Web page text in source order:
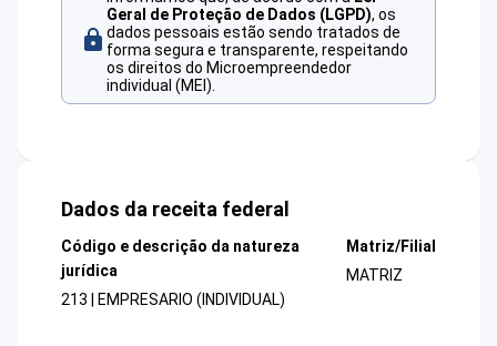
Geral de Proteção de Dados (LGPD), os
dados pessoais estão sendo tratados de
forma segura e transparente, respeitando
os direitos do Microempreendedor
individual (MEI).
Dados da receita federal
Código e descrição da natureza
jurídica
213 | EMPRESARIO (INDIVIDUAL)
Matriz/Filial
MATRIZ